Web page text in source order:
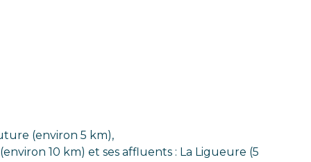
(environ 5 km),
10 km) et ses affluents : La Ligueure (5